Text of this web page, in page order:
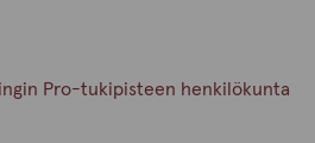
Pro-tukipisteen henkilökunta